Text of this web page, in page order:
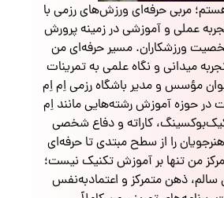
مربی حرفه‌ای ورزش‌های رزمی با
عملی و آموزشی در زمینه پرورش
ورزشکاران. مسیر حرفه‌ای من
میدانی و نگاه علمی به تمرینات
مؤسس و مدیر باشگاه رزمی اِم اِم
در حوزه آموزش رشته‌هایی مانند اِم
کاراته و دفاع شخصی
را از سطح مبتدی تا حرفه‌ای
من تنها بر آموزش تکنیک نیست؛
ذهن متمرکز و اعتمادبه‌نفس